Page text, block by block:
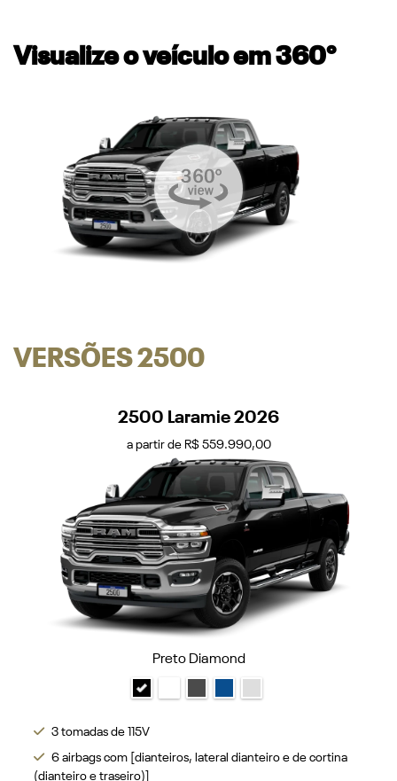
Visualize o veículo em 360°
VERSÕES 2500
2500 Laramie 2026
a partir de R$ 559.990,00
Preto Diamond
3 tomadas de 115V
6 airbags com [dianteiros, lateral dianteiro e de cortina
(dianteiro e traseiro)]